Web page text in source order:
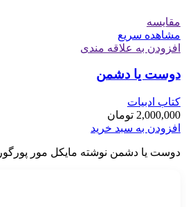
مقایسه
مشاهده سریع
افزودن به علاقه مندی
دوست يا دشمن
کتاب ادبیات
2,000,000 تومان
افزودن به سبد خرید
دوست يا دشمن نوشته مایکل مور پورگور